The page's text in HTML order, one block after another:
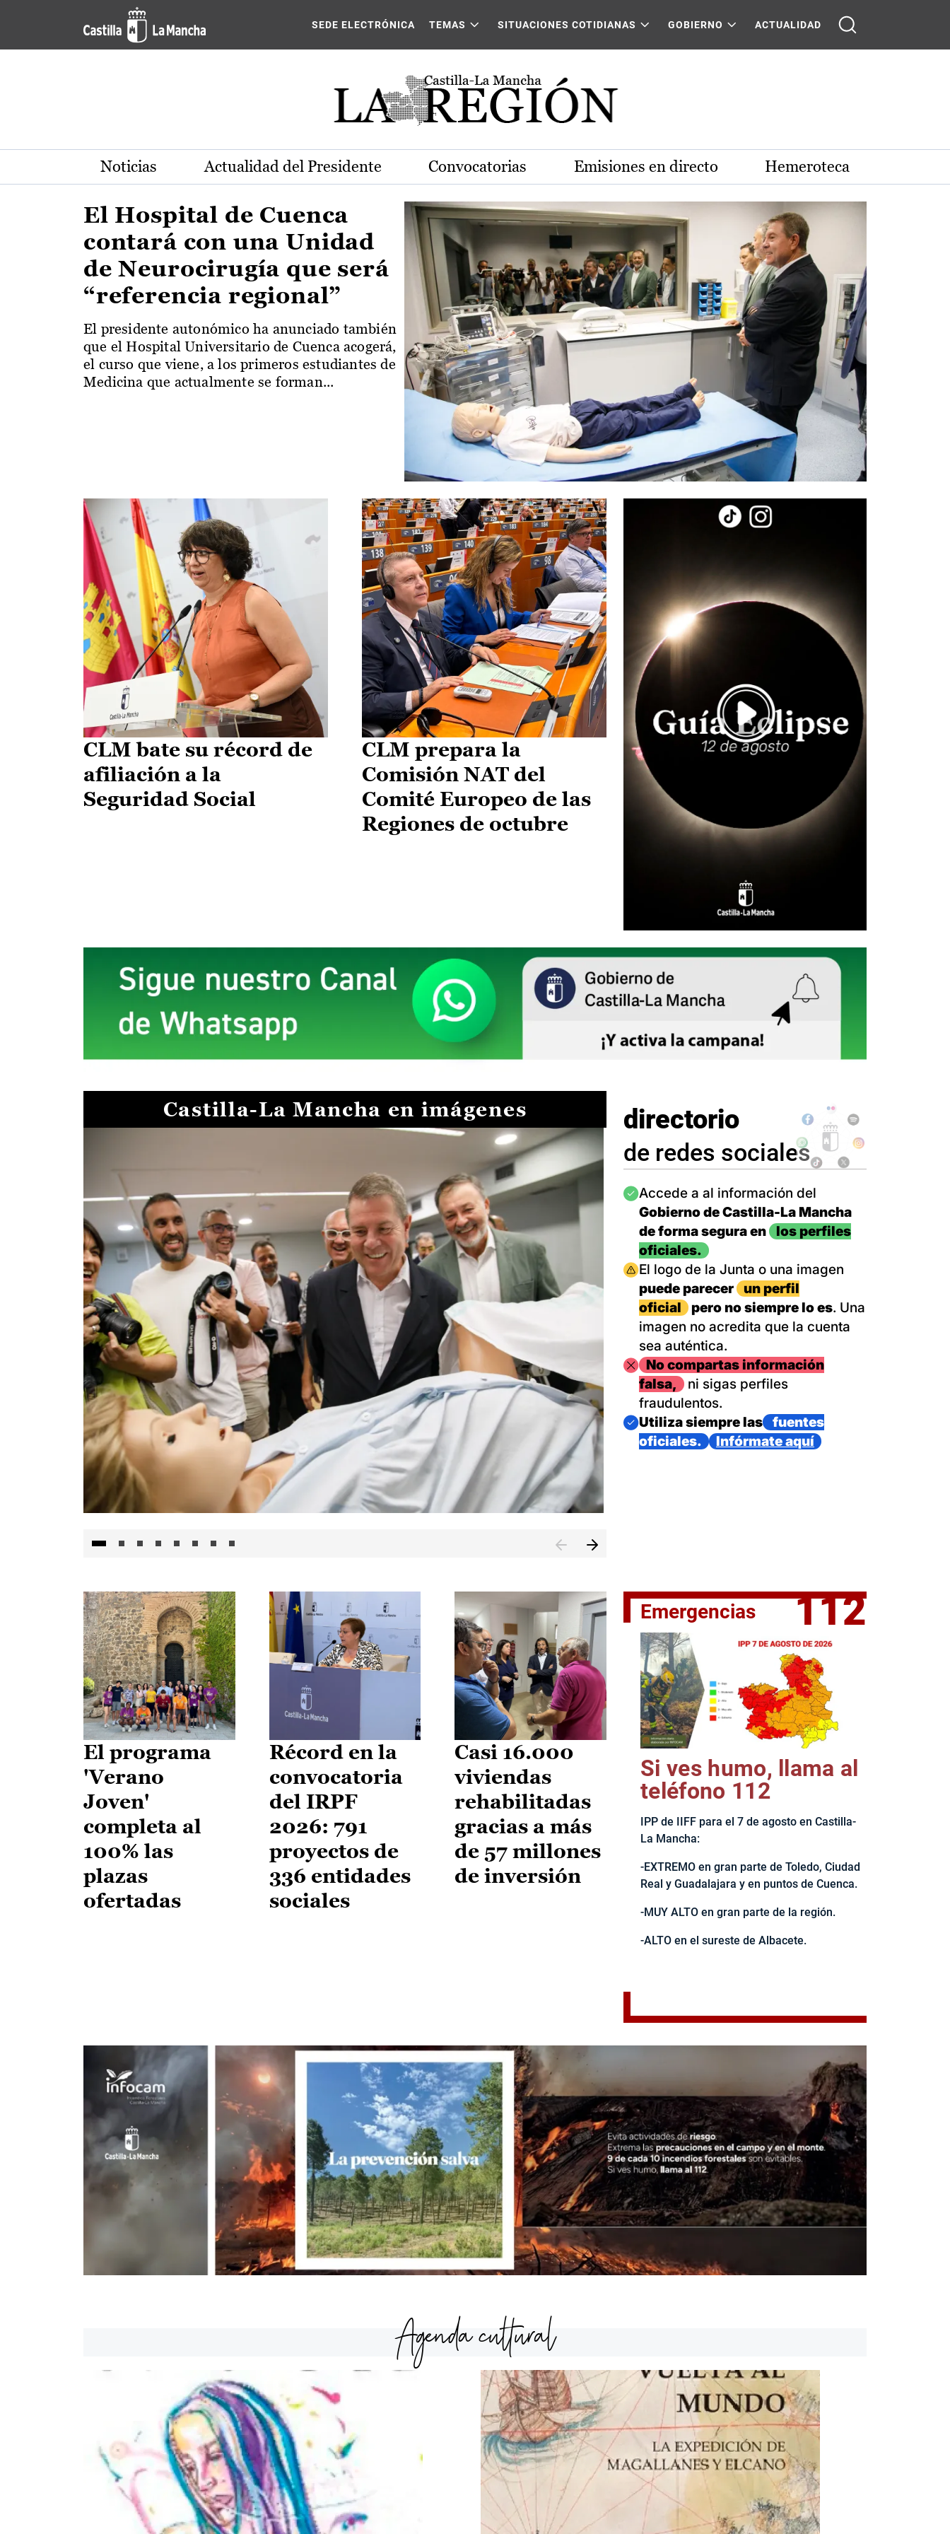
Pasar al contenido principal
Actualidad de la región de Castilla-La Mancha
SEDE ELECTRÓNICA TEMAS SITUACIONES COTIDIANAS GOBIERNO ACTUALIDAD
Noticias Actualidad del Presidente Convocatorias Emisiones en directo Hemeroteca
El Hospital de Cuenca
contará con una Unidad
de Neurocirugía que será
“referencia regional”
El presidente autonómico ha anunciado también
que el Hospital Universitario de Cuenca acogerá,
el curso que viene, a los primeros estudiantes de
Medicina que actualmente se forman...
CLM bate su récord de
afiliación a la
Seguridad Social
CLM prepara la
Comisión NAT del
Comité Europeo de las
Regiones de octubre
Castilla-La Mancha en imágenes
El jefe del Ejecutivo castellanomanchego, Emiliano García-
directorio
de redes sociales
Imagen
Accede a al información del
Gobierno de Castilla-La Mancha
de forma segura en
los perfiles
oficiales.
Imagen
El logo de la Junta o una imagen
puede parecer
un perfil
oficial
pero no siempre lo es. Una
imagen no acredita que la cuenta
sea auténtica.
ImagenNo compartas información
falsa,
ni sigas perfiles
fraudulentos.
Imagen
Utiliza siempre las
fuentes
oficiales.
Infórmate aquí
El programa
'Verano
Joven'
completa al
100% las
plazas
ofertadas
Récord en la
convocatoria
del IRPF
2026: 791
proyectos de
336 entidades
sociales
Casi 16.000
viviendas
rehabilitadas
gracias a más
de 57 millones
de inversión
Emergencias 112
Si ves humo, llama al
teléfono 112
IPP de IIFF para el 7 de agosto en Castilla-
La Mancha:
-EXTREMO en gran parte de Toledo, Ciudad
Real y Guadalajara y en puntos de Cuenca.
-MUY ALTO en gran parte de la región.
-ALTO en el sureste de Albacete.
Agenda cultural